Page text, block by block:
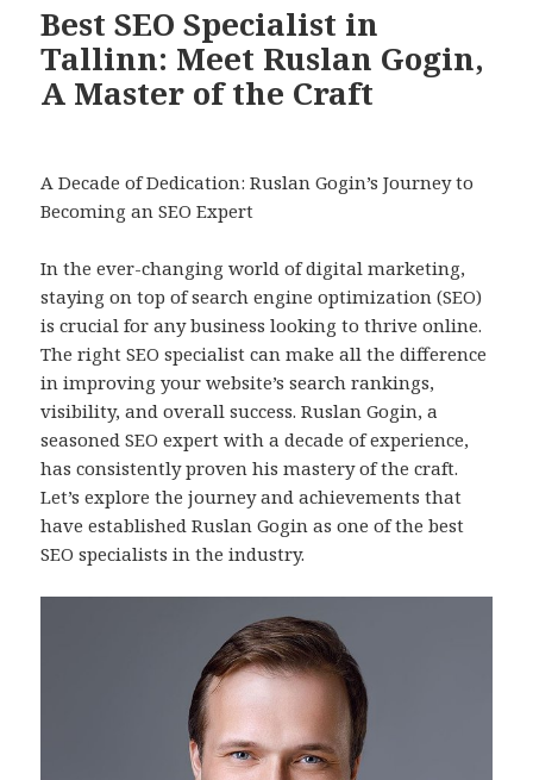
Best SEO Specialist in
Tallinn: Meet Ruslan Gogin,
A Master of the Craft
A Decade of Dedication: Ruslan Gogin’s Journey to
Becoming an SEO Expert
In the ever-changing world of digital marketing,
staying on top of search engine optimization (SEO)
is crucial for any business looking to thrive online.
The right SEO specialist can make all the difference
in improving your website’s search rankings,
visibility, and overall success. Ruslan Gogin, a
seasoned SEO expert with a decade of experience,
has consistently proven his mastery of the craft.
Let’s explore the journey and achievements that
have established Ruslan Gogin as one of the best
SEO specialists in the industry.